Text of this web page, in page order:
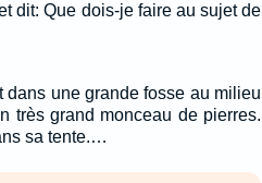
dit: Que dois-je faire au sujet de
dans une grande fosse au milieu
très grand monceau de pierres.
sa tente.…